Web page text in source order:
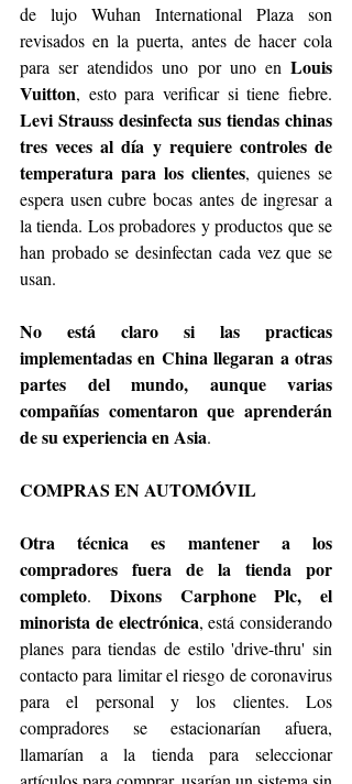
de lujo Wuhan International Plaza son
revisados en la puerta, antes de hacer cola
para ser atendidos uno por uno en Louis
Vuitton
Levi Strauss desinfecta sus tiendas chinas
tres veces al día y requiere controles de
temperatura para los clientes, quienes se
espera usen cubre bocas antes de ingresar a
la tienda. Los probadores y productos que se
han probado se desinfectan cada vez que se
usan.
No está claro si las practicas
implementadas en China llegaran a otras
partes del mundo, aunque varias
compañías comentaron que aprenderán
de su experiencia en Asia.
COMPRAS EN AUTOMÓVIL
Otra técnica es mantener a los
compradores fuera de la tienda por
completo. Dixons Carphone Plc, el
minorista de electrónica, está considerando
planes para tiendas de estilo 'drive-thru' sin
contacto para limitar el riesgo de coronavirus
para el personal y los clientes. Los
compradores se estacionarían afuera,
llamarían a la tienda para seleccionar